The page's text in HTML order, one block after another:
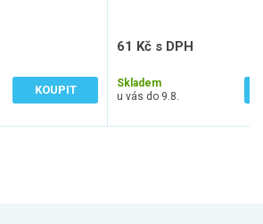
KOUPIT
61 Kč s DPH
Skladem
u vás do 9.8.